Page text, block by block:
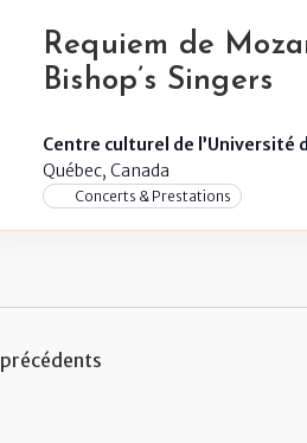
Requiem de
Bishop’s Singers
Centre culturel de l’Université
Québec, Canada
Concerts & Prestations
précédents